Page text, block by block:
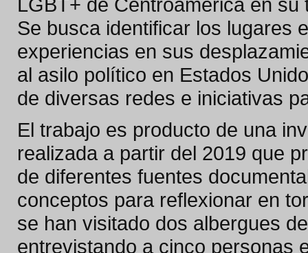
Se busca identificar los lugares
experiencias en sus
al asilo político en Estados
de diversas redes e iniciativas
El trabajo es producto de una
realizada a partir del 2019 que
de diferentes fuentes
conceptos para reflexionar en
se han visitado dos albergues
entrevistando a cinco personas